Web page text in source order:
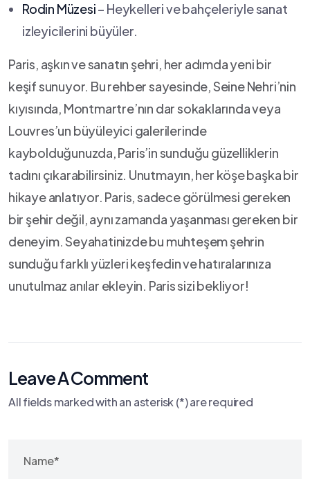
Rodin Müzesi– Heykelleri ve bahçeleriyle sanat⁢
izleyicilerini büyüler.
Paris, aşkın ve ⁤sanatın şehri, her adımda yeni ⁣bir
keşif​ sunuyor. Bu​ rehber sayesinde, Seine Nehri’nin
kıyısında,‍ Montmartre’nın ‌dar sokaklarında veya
Louvres’un ​büyüleyici galerilerinde
kaybolduğunuzda, ⁣Paris’in sunduğu ​güzelliklerin‌
tadını çıkarabilirsiniz. ⁤Unutmayın,⁣ her köşe⁣ başka bir
hikaye anlatıyor. Paris, sadece görülmesi gereken
⁢bir‌ şehir değil,⁤ aynı ‍zamanda yaşanması gereken‍ bir
deneyim. Seyahatinizde bu muhteşem​ şehrin​
sunduğu farklı⁢ yüzleri keşfedin⁣ ve ⁣hatıralarınıza
‍unutulmaz anılar‍ ekleyin.​ Paris ⁣sizi bekliyor!
Leave A Comment
All fields marked with an asterisk (*) are required